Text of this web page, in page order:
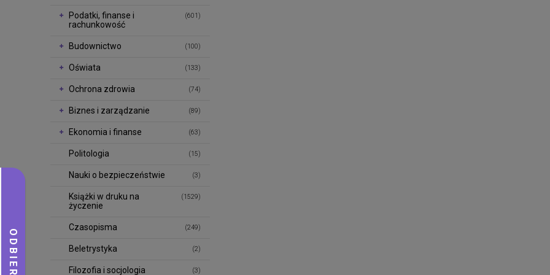
Podatki, finanse i
rachunkowość
(601)
Budownictwo (100)
Oświata (133)
Ochrona zdrowia (74)
Biznes i zarządzanie (89)
Ekonomia i finanse (63)
Politologia (15)
Nauki o bezpieczeństwie (3)
Książki w druku na
życzenie
(1529)
Czasopisma (249)
Beletrystyka (2)
Filozofia i socjologia (3)